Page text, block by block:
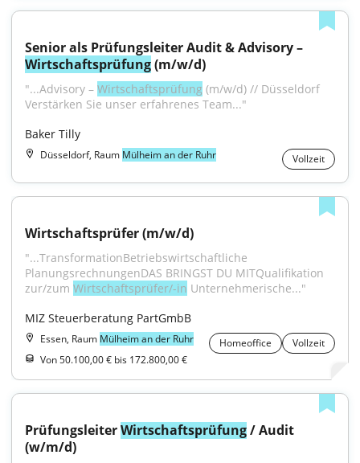
Wirtschaftsprüfung (m/w/d)
"...Advisory – Wirtschaftsprüfung (m/w/d) // Düsseldorf
Verstärken Sie unser erfahrenes Team..."
Baker Tilly
Düsseldorf, Raum Mülheim an der Ruhr Vollzeit
Wirtschaftsprüfer (m/w/d)
"...TransformationBetriebswirtschaftliche
PlanungsrechnungenDAS BRINGST DU MITQualifikation
zur/zum Wirtschaftsprüfer/-in Unternehmerische..."
MIZ Steuerberatung PartGmbB
Essen, Raum Mülheim an der Ruhr Homeoffice
Vollzeit
Von 50.100,00 € bis 172.800,00 €
Prüfungsleiter Wirtschaftsprüfung / Audit
(w/m/d)